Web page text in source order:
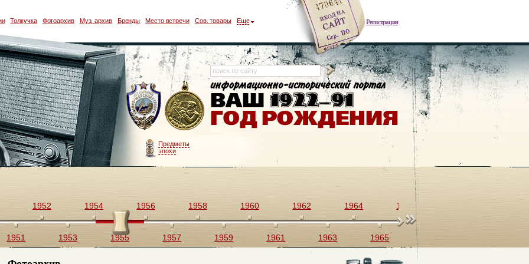
Регистрация
Толкучка Фотоархив Муз. архив Бренды Место встречи Сов. товары Еще
Предметы
эпохи
1951
1952
1953
1954
1955
1956
1957
1958
1959
1960
1961
1962
1963
1964
1965
1966